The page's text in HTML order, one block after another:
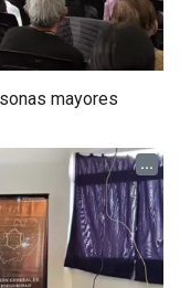
mayores
...